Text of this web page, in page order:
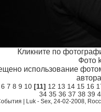
Кликните по
Фото
использование
6 7 8 9 10 [11] 12 13 14 15 16
34 35 36 37 38 39
Luk - Sex, 24-02-2008,